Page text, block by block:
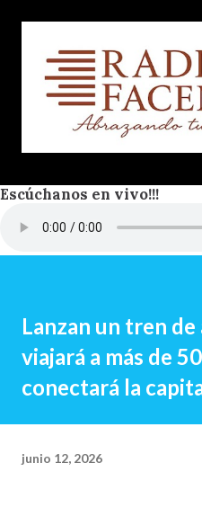
Ir al
Escúchanos en vivo!!!
Lanzan un tren
viajará a más de
conectará la
junio 12, 2026